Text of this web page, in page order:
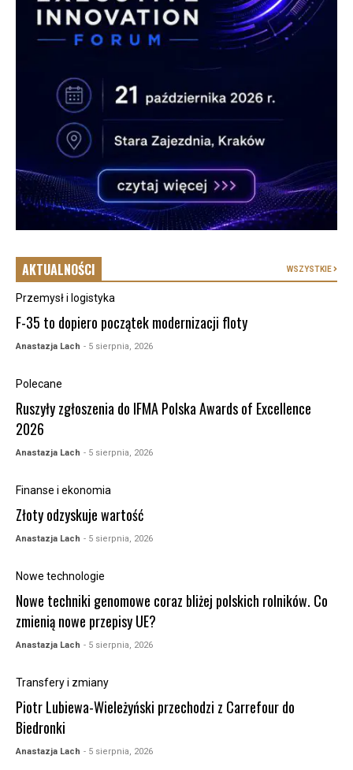
AKTUALNOŚCI WSZYSTKIE
Przemysł i logistyka
F-35 to dopiero początek modernizacji floty
Anastazja Lach - 5 sierpnia, 2026
Polecane
Ruszyły zgłoszenia do IFMA Polska Awards of Excellence
2026
Anastazja Lach - 5 sierpnia, 2026
Finanse i ekonomia
Złoty odzyskuje wartość
Anastazja Lach - 5 sierpnia, 2026
Nowe technologie
Nowe techniki genomowe coraz bliżej polskich rolników. Co
zmienią nowe przepisy UE?
Anastazja Lach - 5 sierpnia, 2026
Transfery i zmiany
Piotr Lubiewa-Wieleżyński przechodzi z Carrefour do
Biedronki
Anastazja Lach - 5 sierpnia, 2026